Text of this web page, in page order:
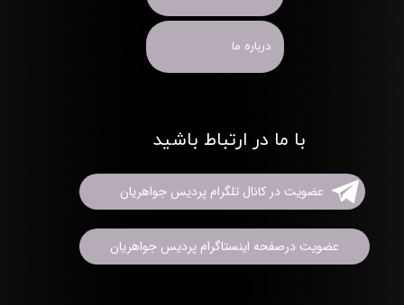
درباره ما
با ما در ارتباط باشید
عضویت در کانال تلگرام پردیس جواهریان
عضویت درصفحه اینستاگرام پردیس جواهریان